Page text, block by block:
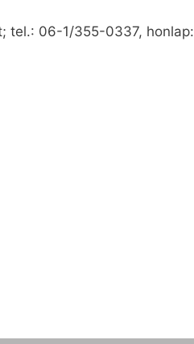
tel.: 06-1/355-0337, honlap: